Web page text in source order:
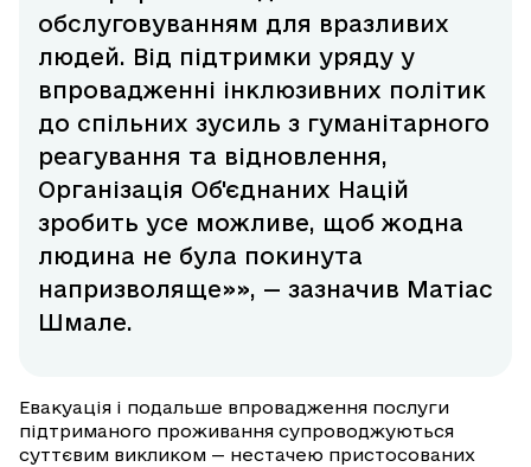
обслуговуванням для вразливих
людей. Від підтримки уряду у
впровадженні інклюзивних політик
до спільних зусиль з гуманітарного
реагування та відновлення,
Організація Об'єднаних Націй
зробить усе можливе, щоб жодна
людина не була покинута
напризволяще»», — зазначив Матіас
Шмале.
Евакуація і подальше впровадження послуги
підтриманого проживання супроводжуються
суттєвим викликом — нестачею пристосованих